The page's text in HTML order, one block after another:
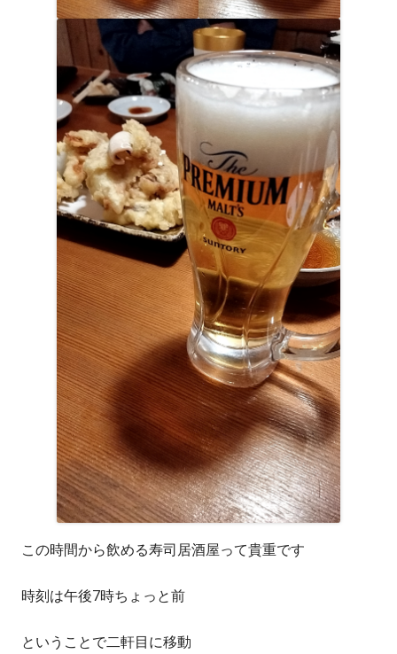
この時間から飲める寿司居酒屋って貴重です
時刻は午後7時ちょっと前
ということで二軒目に移動